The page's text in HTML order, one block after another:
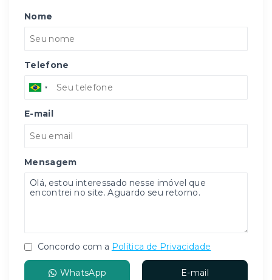
Nome
Telefone
E-mail
Mensagem
Concordo com a Política de Privacidade
WhatsApp E-mail